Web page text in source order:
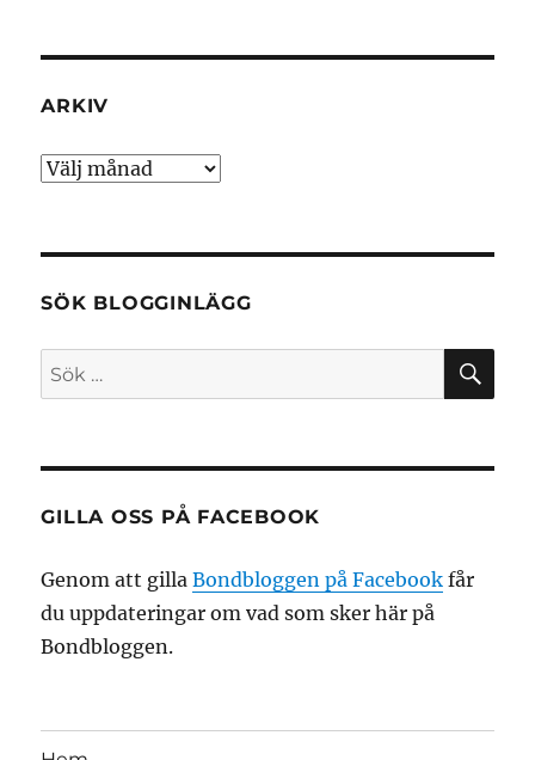
ARKIV
Arkiv
SÖK BLOGGINLÄGG
Sök
efter:
GILLA OSS PÅ FACEBOOK
Genom att gillaBondbloggen på Facebook får
du uppdateringar om vad som sker här på
Bondbloggen.